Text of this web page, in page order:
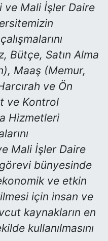
ve Mali İşler Daire
Bütçe, Satın Alma
Maaş (Memur,
ve Ön
ve Kontrol
Hizmetleri
Mali İşler Daire
görevi bünyesinde
ve etkin
için insan ve
kaynakların en
kullanılmasını